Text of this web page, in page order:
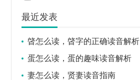
最近发表
晵怎么读，晵字的正确读音解析
蛋怎么读，蛋的趣味读音解析
妻怎么读，贤妻读音指南